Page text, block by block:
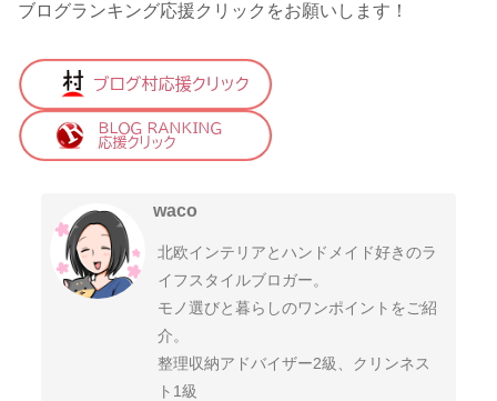
ブログランキング応援クリックをお願いします！
waco
北欧インテリアとハンドメイド好きのラ
イフスタイルブロガー。
モノ選びと暮らしのワンポイントをご紹
介。
整理収納アドバイザー2級、クリンネス
ト1級